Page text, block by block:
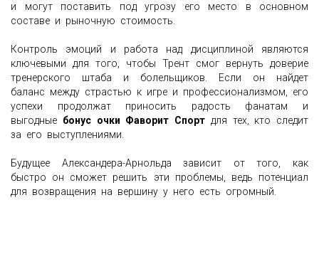
и могут поставить под угрозу его место в основном
составе и рыночную стоимость.
Контроль эмоций и работа над дисциплиной являются
ключевыми для того, чтобы Трент смог вернуть доверие
тренерского штаба и болельщиков. Если он найдет
баланс между страстью к игре и профессионализмом, его
успехи продолжат приносить радость фанатам и
выгодные бонус очки Фаворит Спорт для тех, кто следит
за его выступлениями.
Будущее Александера-Арнольда зависит от того, как
быстро он сможет решить эти проблемы, ведь потенциал
для возвращения на вершину у него есть огромный.